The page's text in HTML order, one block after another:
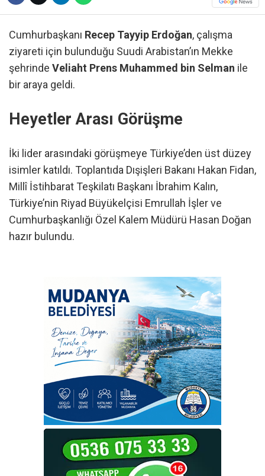
Cumhurbaşkanı Recep Tayyip Erdoğan, çalışma
ziyareti için bulunduğu Suudi Arabistan’ın Mekke
şehrinde Veliaht Prens Muhammed bin Selman ile
bir araya geldi.
Heyetler Arası Görüşme
İki lider arasındaki görüşmeye Türkiye’den üst düzey
isimler katıldı. Toplantıda Dışişleri Bakanı Hakan Fidan,
Millî İstihbarat Teşkilatı Başkanı İbrahim Kalın,
Türkiye’nin Riyad Büyükelçisi Emrullah İşler ve
Cumhurbaşkanlığı Özel Kalem Müdürü Hasan Doğan
hazır bulundu.